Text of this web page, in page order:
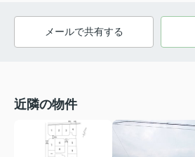
メールで共有する
近隣の物件